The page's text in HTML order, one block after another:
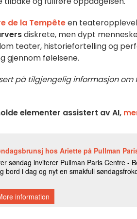
de la Tempêteen
diskrete, men dypt
teater, historiefortelling og
gjennom følelsene.
på tilgjengelig informasjon
elementer assistert av AI,